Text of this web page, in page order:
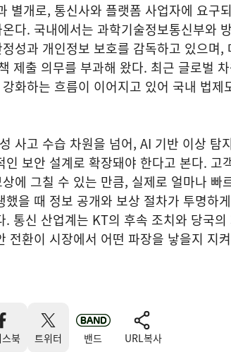
별개로, 통신사와 플랫폼 사업자에 요구
다. 국내에서는 과학기술정보통신부와
성과 개인정보 보호를 감독하고 있으며,
제출 의무를 부과해 왔다. 최근 글로벌
화하는 흐름이 이어지고 있어 국내 법제
사고 수습 차원을 넘어, AI 기반 이상 탐
보안 설계로 확장돼야 한다고 본다. 고
에 그칠 수 있는 만큼, 실제로 얼마나 빠
을 때 정보 공개와 보상 절차가 투명하
통신 산업계는 KT의 후속 조치와 당국
전환이 시장에서 어떤 파장을 낳을지 지
북 트위터 밴드 URL복사